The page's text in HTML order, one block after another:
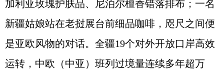
加利亚玫瑰护肤品、尼泊尔檀香错落排布；一名
新疆姑娘站在老挝展台前细品咖啡，咫尺之间便
是亚欧风物的对话。全疆19个对外开放口岸高效
运转，中欧（中亚）班列过境量连续多年超万